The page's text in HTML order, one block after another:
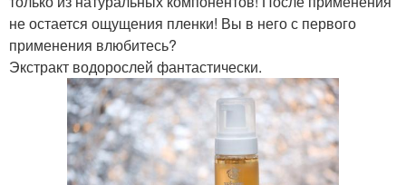
не остается ощущения пленки! Вы в него с первого
применения влюбитесь?
Экстракт водорослей фантастически.